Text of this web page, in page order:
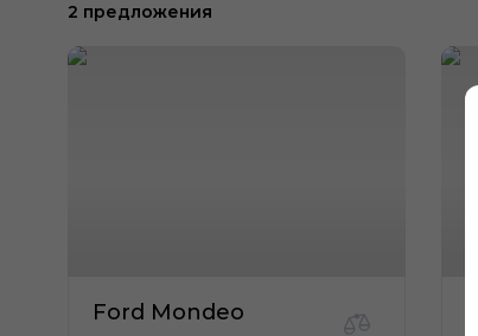
2 предложения
Ford Mondeo